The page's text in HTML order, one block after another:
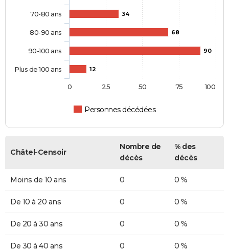
34
68
90
12
Personnes décédées
70-80 ans
80-90 ans
90-100 ans
Plus de 100 ans
0 100
25 50 75
Châtel-Censoir
Nombre de
décès
% des
décès
Moins de 10 ans 0 0 %
De 10 à 20 ans 0 0 %
De 20 à 30 ans 0 0 %
De 30 à 40 ans 0 0 %